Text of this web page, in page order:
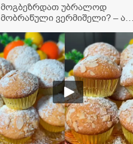
მოგბეზრდათ უბრალოდ
მობრაწული ვერმიშელი? – აი,
რომელიც კერძს დაუვიწყარს
გახდის!